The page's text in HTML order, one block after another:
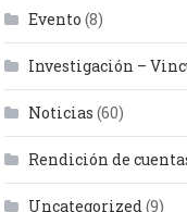
Evento (8)
Investigación –
Noticias (60)
Rendición de
Uncategorized (9)